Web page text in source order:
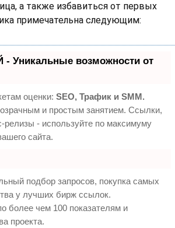
а также избавиться от первых
примечательна следующим:
Уникальные возможности от
оценки: SEO, Трафик и SMM.
и простым занятием. Ссылки,
релизы - используйте по максимуму
сайта.
подбор запросов, покупка самых
у лучших бирж ссылок.
более чем 100 показателям и
проекта.